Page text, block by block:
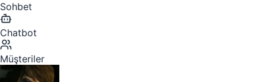
Sohbet
Chatbot
Müşteriler